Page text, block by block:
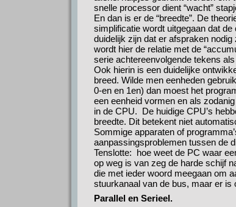
snelle processor dient “wacht”
En dan is er de “breedte”. De
simplificatie wordt uitgegaan dat
duidelijk zijn dat er afspraken
wordt hier de relatie met de
serie achtereenvolgende tekens
Ook hierin is een duidelijke
breed. Wilde men eenheden
0-en en 1en) dan moest het
een eenheid vormen en als
in de CPU. De huidige CPU’s
breedte. Dit betekent niet
Sommige apparaten of
aanpassingsproblemen tussen de
Tenslotte: hoe weet de PC waar
op weg is van zeg de harde schijf
die met ieder woord meegaan om
stuurkanaal van de bus, maar er is
Parallel en Serieel.